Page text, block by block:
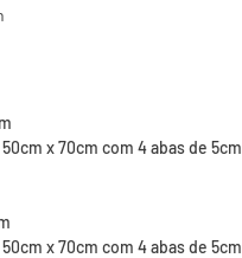
x 70cm com 4 abas de 5cm
x 70cm com 4 abas de 5cm